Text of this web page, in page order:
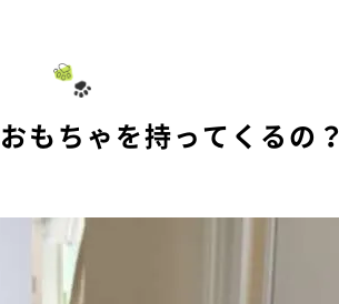
もちゃを持ってくるの？